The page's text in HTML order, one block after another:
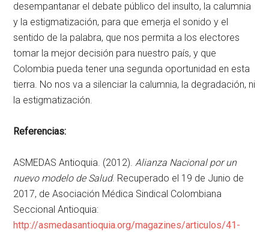
desempantanar el debate público del insulto, la calumnia
y la estigmatización, para que emerja el sonido y el
sentido de la palabra, que nos permita a los electores
tomar la mejor decisión para nuestro país, y que
Colombia pueda tener una segunda oportunidad en esta
tierra. No nos va a silenciar la calumnia, la degradación, ni
la estigmatización.
Referencias:
ASMEDAS Antioquia. (2012).Alianza Nacional por un
nuevo modelo de Salud. Recuperado el 19 de Junio de
2017, de Asociación Médica Sindical Colombiana
Seccional Antioquia:
http://asmedasantioquia.org/magazines/articulos/41-